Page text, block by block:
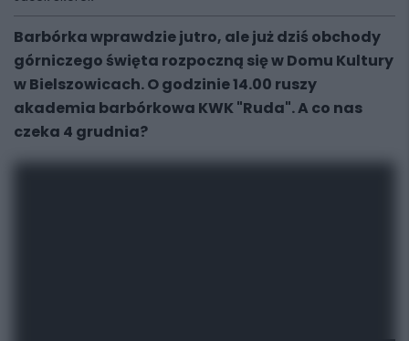
Barbórka wprawdzie jutro, ale już dziś obchody
górniczego święta rozpoczną się w Domu Kultury
w Bielszowicach. O godzinie 14.00 ruszy
akademia barbórkowa KWK "Ruda". A co nas
czeka 4 grudnia?